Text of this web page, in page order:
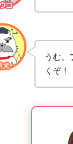
うむ。
くぞ！